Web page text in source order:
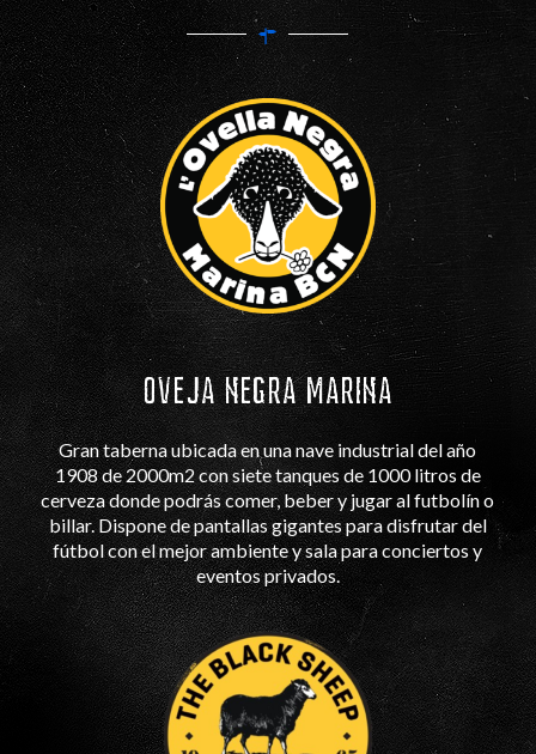
OVEJA NEGRA MARINA
Gran taberna ubicada en una nave industrial del año
1908 de 2000m2 con siete tanques de 1000 litros de
cerveza donde podrás comer, beber y jugar al futbolín o
billar. Dispone de pantallas gigantes para disfrutar del
fútbol con el mejor ambiente y sala para conciertos y
eventos privados.